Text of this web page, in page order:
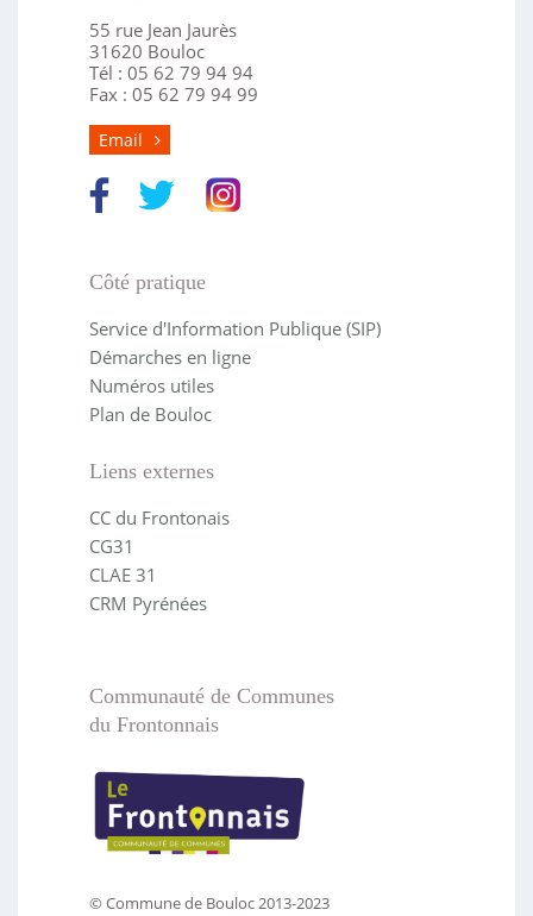
55 rue Jean Jaurès
31620 Bouloc
Tél : 05 62 79 94 94
Fax : 05 62 79 94 99
Email
Côté pratique
Service d'Information Publique (SIP)
Démarches en ligne
Numéros utiles
Plan de Bouloc
Liens externes
CC du Frontonais
CG31
CLAE 31
CRM Pyrénées
Communauté de Communes
du Frontonnais
© Commune de Bouloc 2013-2023